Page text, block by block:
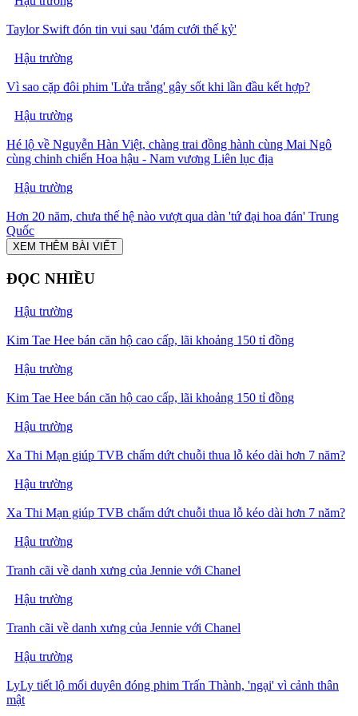
Taylor Swift đón tin vui sau 'đám cưới thế kỷ'
Hậu trường
Vì sao cặp đôi phim 'Lửa trắng' gây sốt khi lần đầu kết hợp?
Hậu trường
Hé lộ về Nguyễn Hàn Việt, chàng trai đồng hành cùng Mai Ngô
cùng chinh chiến Hoa hậu - Nam vương Liên lục địa
Hậu trường
Hơn 20 năm, chưa thế hệ nào vượt qua dàn 'tứ đại hoa đán' Trung
Quốc
XEM THÊM BÀI VIẾT
ĐỌC NHIỀU
Hậu trường
Kim Tae Hee bán căn hộ cao cấp, lãi khoảng 150 tỉ đồng
Hậu trường
Kim Tae Hee bán căn hộ cao cấp, lãi khoảng 150 tỉ đồng
Hậu trường
Xa Thi Mạn giúp TVB chấm dứt chuỗi thua lỗ kéo dài hơn 7 năm?
Hậu trường
Xa Thi Mạn giúp TVB chấm dứt chuỗi thua lỗ kéo dài hơn 7 năm?
Hậu trường
Tranh cãi về danh xưng của Jennie với Chanel
Hậu trường
Tranh cãi về danh xưng của Jennie với Chanel
Hậu trường
LyLy tiết lộ mối duyên đóng phim Trấn Thành, 'ngại' vì cảnh thân
mật